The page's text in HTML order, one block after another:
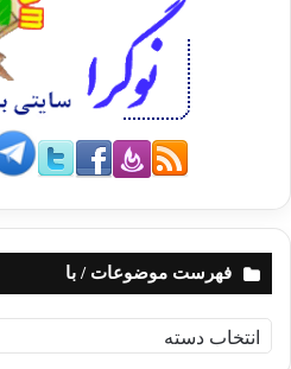
فهرست موضوعات / با
ه